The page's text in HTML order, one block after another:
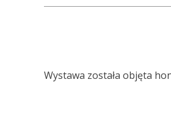
Wystawa została objęta